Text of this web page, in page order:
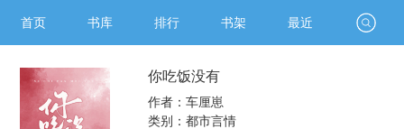
首页 书库 排行 书架 最近
你吃饭没有
作者：车厘崽
类别：都市言情